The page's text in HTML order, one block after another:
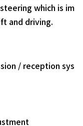
which is im
and driving.
/ reception sys